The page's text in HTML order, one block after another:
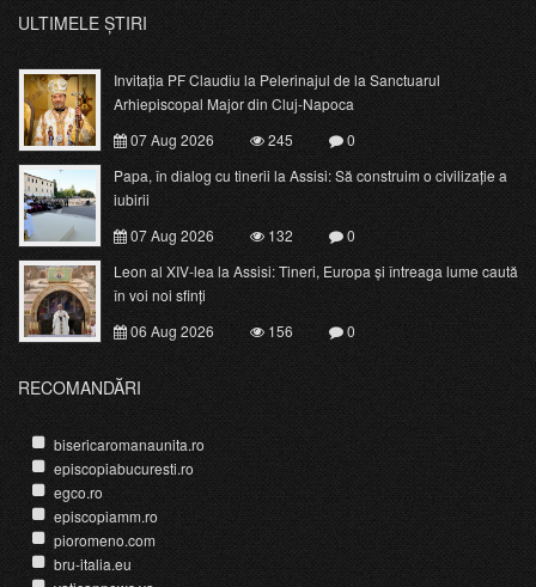
ULTIMELE ȘTIRI
Invitația PF Claudiu la Pelerinajul de la Sanctuarul
Arhiepiscopal Major din Cluj-Napoca
07 Aug 2026
245
0
Papa, în dialog cu tinerii la Assisi: Să construim o civilizație a
iubirii
07 Aug 2026
132
0
Leon al XIV-lea la Assisi: Tineri, Europa și întreaga lume caută
în voi noi sfinți
06 Aug 2026
156 0
RECOMANDĂRI
bisericaromanaunita.ro
episcopiabucuresti.ro
egco.ro
episcopiamm.ro
pioromeno.com
bru-italia.eu